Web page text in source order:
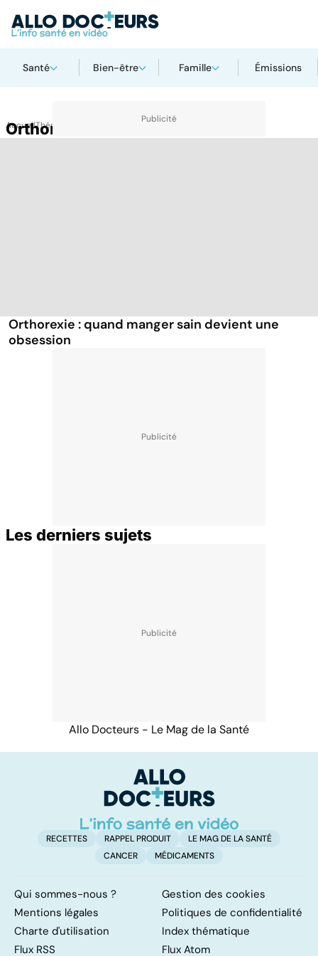
Santé Bien-être Famille Émissions
AccueilThématiques
Orthorexie
Orthorexie : quand manger sain devient une
obsession
Les derniers sujets
Allo Docteurs - Le Mag de la Santé
RECETTES RAPPEL PRODUIT
LE MAG DE LA SANTÉ
CANCER
MÉDICAMENTS
Qui sommes-nous ?
Gestion des cookies
Mentions légales
Politiques de confidentialité
Charte d'utilisation
Index thématique
Flux RSS
Flux Atom